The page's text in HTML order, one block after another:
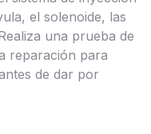
el solenoide, las
una prueba de
reparación para
de dar por